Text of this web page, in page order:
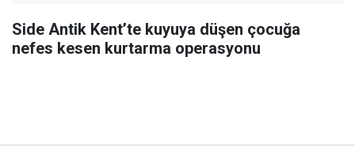
Side Antik Kent’te kuyuya düşen çocuğa
nefes kesen kurtarma operasyonu